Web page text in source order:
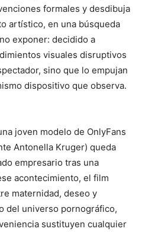
formales y desdibuja
artístico, en una búsqueda
exponer: decidido a
visuales disruptivos
sino que lo empujan
dispositivo que observa.
joven modelo de OnlyFans
Antonella Kruger) queda
empresario tras una
acontecimiento, el film
maternidad, deseo y
del universo pornográfico,
sustituyen cualquier